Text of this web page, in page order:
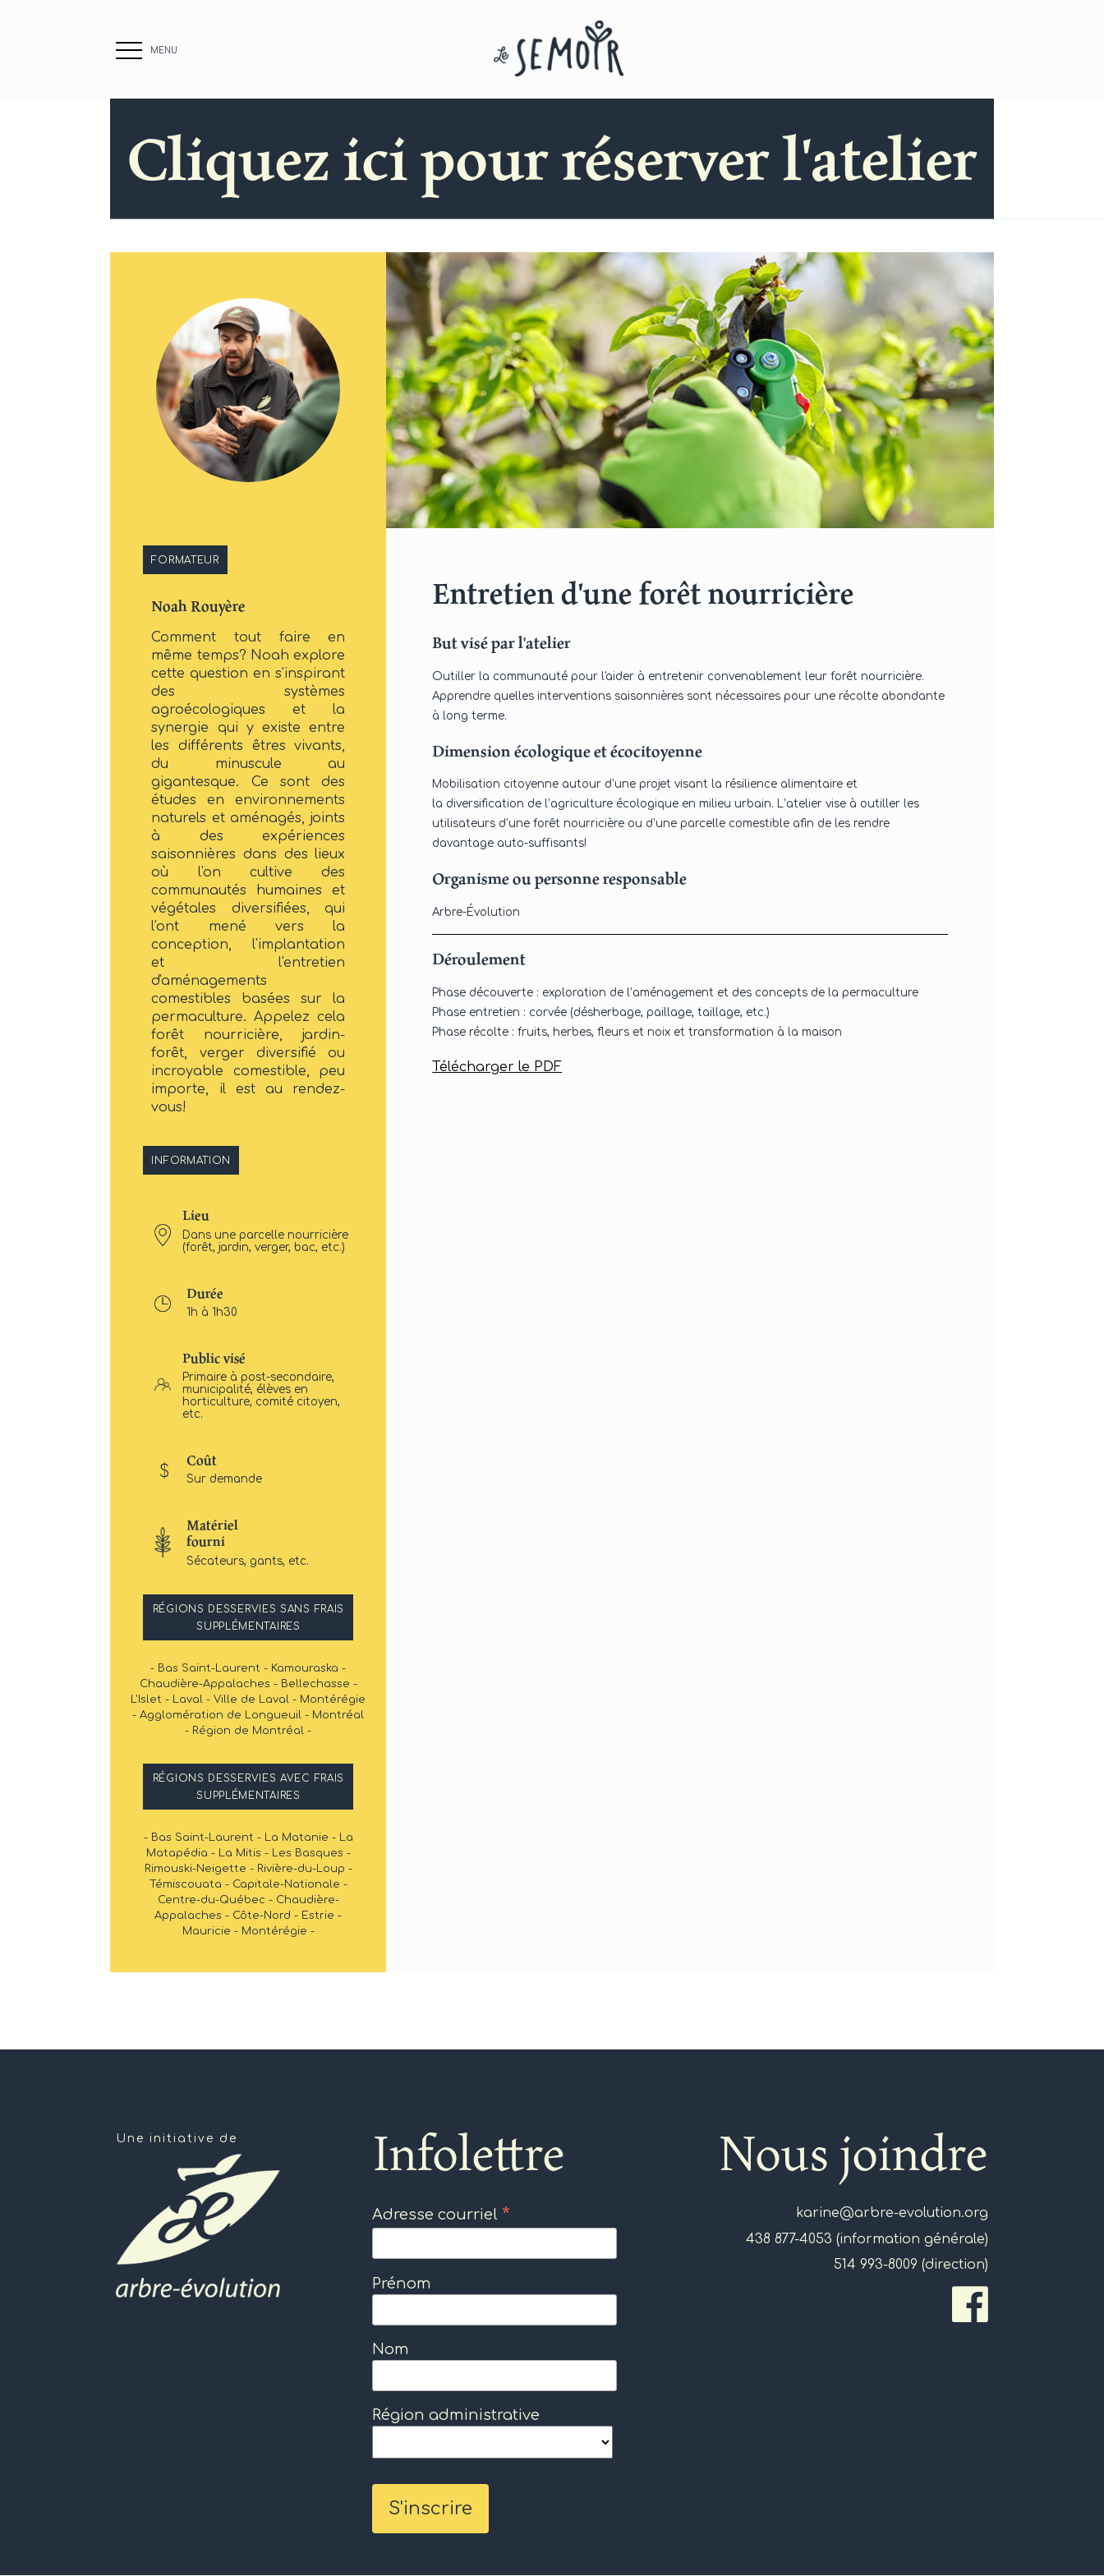
MENU
Cliquez ici pour réserver l'atelier
FORMATEUR
Noah Rouyère
Comment tout faire en
même temps? Noah explore
cette question en s'inspirant
des systèmes
agroécologiques et la
synergie qui y existe entre
les différents êtres vivants,
du minuscule au
gigantesque. Ce sont des
études en environnements
naturels et aménagés, joints
à des expériences
saisonnières dans des lieux
où l'on cultive des
communautés humaines et
végétales diversifiées, qui
l'ont mené vers la
conception, l'implantation
et l'entretien
d'aménagements
comestibles basées sur la
permaculture. Appelez cela
forêt nourricière, jardin-
forêt, verger diversifié ou
incroyable comestible, peu
importe, il est au rendez-
vous!
INFORMATION
Lieu
Dans une parcelle nourricière
(forêt, jardin, verger, bac, etc.)
Durée
1h à 1h30
Public visé
Primaire à post-secondaire,
municipalité, élèves en
horticulture, comité citoyen,
etc.
Coût
Sur demande
Matériel
fourni
Sécateurs, gants, etc.
RÉGIONS DESSERVIES SANS FRAIS
SUPPLÉMENTAIRES
- Bas Saint-Laurent - Kamouraska -
Chaudière-Appalaches - Bellechasse -
L'Islet - Laval - Ville de Laval - Montérégie
- Agglomération de Longueuil - Montréal
- Région de Montréal -
RÉGIONS DESSERVIES AVEC FRAIS
SUPPLÉMENTAIRES
- Bas Saint-Laurent - La Matanie - La
Matapédia - La Mitis - Les Basques -
Rimouski-Neigette - Rivière-du-Loup -
Témiscouata - Capitale-Nationale -
Centre-du-Québec - Chaudière-
Appalaches - Côte-Nord - Estrie -
Mauricie - Montérégie -
Entretien d'une forêt nourricière
But visé par l'atelier
Outiller la communauté pour l'aider à entretenir convenablement leur forêt nourricière.
Apprendre quelles interventions saisonnières sont nécessaires pour une récolte abondante
à long terme.
Dimension écologique et écocitoyenne
Mobilisation citoyenne autour d’une projet visant la résilience alimentaire et
la diversification de l’agriculture écologique en milieu urbain. L’atelier vise à outiller les
utilisateurs d’une forêt nourricière ou d’une parcelle comestible afin de les rendre
davantage auto-suffisants!
Organisme ou personne responsable
Arbre-Évolution
Déroulement
Phase découverte : exploration de l’aménagement et des concepts de la permaculture
Phase entretien : corvée (désherbage, paillage, taillage, etc.)
Phase récolte : fruits, herbes, fleurs et noix et transformation à la maison
Une initiative de Infolettre
Adresse courriel *
Prénom
Nom
Région administrative
Nous joindre
karine@arbre-evolution.org
438 877-4053 (information générale)
514 993-8009 (direction)